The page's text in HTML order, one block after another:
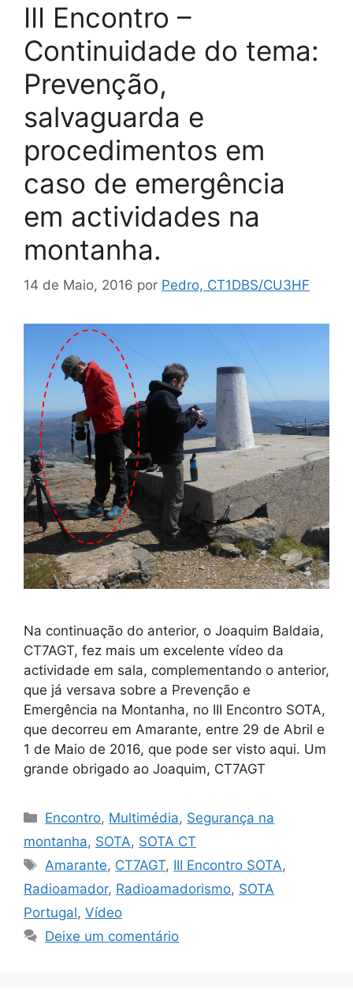
III Encontro –
Continuidade do tema:
Prevenção,
salvaguarda e
procedimentos em
caso de emergência
em actividades na
montanha.
14 de Maio, 2016 por Pedro, CT1DBS/CU3HF
Na continuação do anterior, o Joaquim Baldaia,
CT7AGT, fez mais um excelente vídeo da
actividade em sala, complementando o anterior,
que já versava sobre a Prevenção e
Emergência na Montanha, no III Encontro SOTA,
que decorreu em Amarante, entre 29 de Abril e
1 de Maio de 2016, que pode ser visto aqui. Um
grande obrigado ao Joaquim, CT7AGT
Categorias
Encontro, Multimédia, Segurança na
montanha, SOTA, SOTA CT
Etiquetas
Amarante, CT7AGT, III Encontro SOTA,
Radioamador, Radioamadorismo, SOTA
Portugal, Vídeo
Deixe um comentário